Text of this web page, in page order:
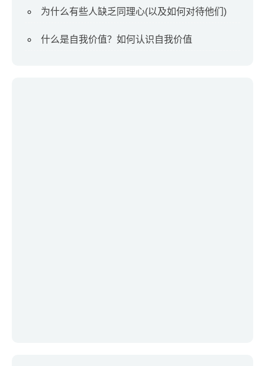
为什么有些人缺乏同理心(以及如何对待他们)
什么是自我价值？如何认识自我价值